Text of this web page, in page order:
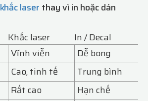
khắc laser thay vì in hoặc dán
Khắc laser
In / Decal
Vĩnh viễn
Dễ bong
Cao, tinh tế
Trung bình
Rất cao Hạn chế